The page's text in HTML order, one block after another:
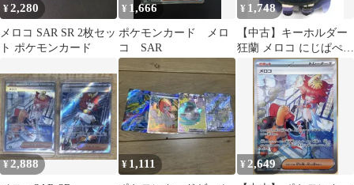
¥2,280
メロコ SAR SR 2枚セッ
ト ポケモンカード
¥ 1,666
ポケモンカード メロ
コ SAR
¥ 1,748
【中古】キーホルダー
狂蘭 メロコ にじぱぺっ
と 「バーチャル
YouTuber にじさんじ
NIJISANJI EN」
XSOLEIL 1st
Anniversary
¥2,888 ¥ 1,111 ¥2,649